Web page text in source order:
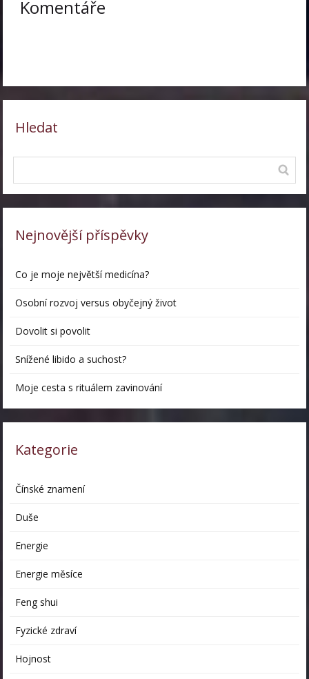
Komentáře
Hledat
Nejnovější příspěvky
Co je moje největší medicína?
Osobní rozvoj versus obyčejný život
Dovolit si povolit
Snížené libido a suchost?
Moje cesta s rituálem zavinování
Kategorie
Čínské znamení
Duše
Energie
Energie měsíce
Feng shui
Fyzické zdraví
Hojnost